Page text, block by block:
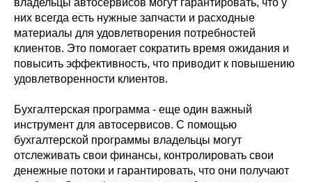
владельцы автосервисов могут гарантировать, что у
них всегда есть нужные запчасти и расходные
материалы для удовлетворения потребностей
клиентов. Это помогает сократить время ожидания и
повысить эффективность, что приводит к повышению
удовлетворенности клиентов.
Бухгалтерская программа - еще один важный
инструмент для автосервисов. С помощью
бухгалтерской программы владельцы могут
отслеживать свои финансы, контролировать свои
денежные потоки и гарантировать, что они получают